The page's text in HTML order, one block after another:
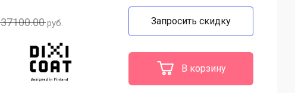
37100.00руб.
В корзину
Запросить скидку